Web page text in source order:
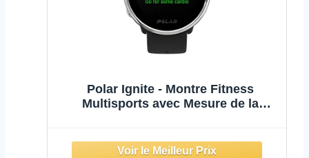
Polar Ignite - Montre Fitness
Multisports avec Mesure de la
- Unisexe